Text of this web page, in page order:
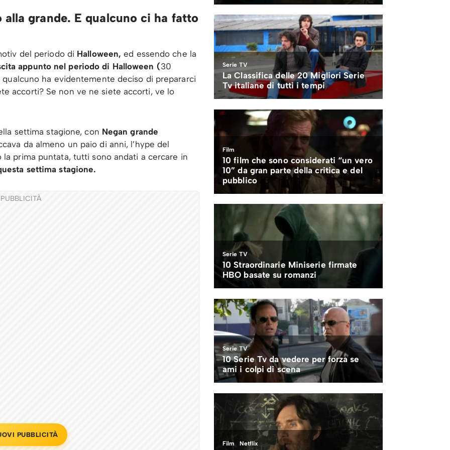
grande. E qualcuno ci ha fatto
del periodo di Halloween,ed essendo che la
appunto nel periodo di Halloween (30
ha evidentemente deciso di prepararci
accorti? Se non ve ne siete accorti, ve lo
settima stagione, con Negan grande
da almeno un paio di anni, l’hype del
prima puntata, tutti sono andati a cercare in
settima stagione.
PUBBLICITÀ
PUBBLICITÀ